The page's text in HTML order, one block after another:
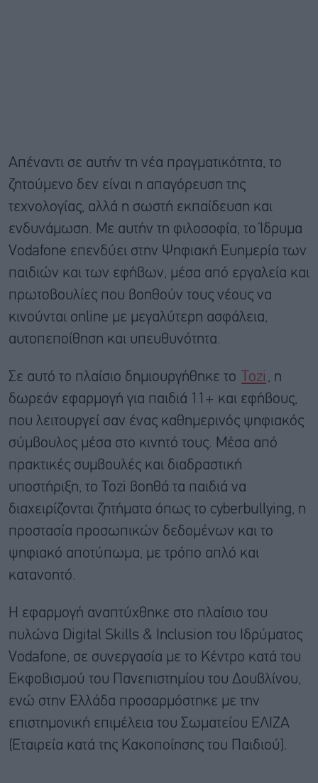
Απέναντι σε αυτήν τη νέα πραγματικότητα, το
ζητούμενο δεν είναι η απαγόρευση της
τεχνολογίας, αλλά η σωστή εκπαίδευση και
ενδυνάμωση. Με αυτήν τη φιλοσοφία, το Ίδρυμα
Vodafone επενδύει στην Ψηφιακή Ευημερία των
παιδιών και των εφήβων, μέσα από εργαλεία και
πρωτοβουλίες που βοηθούν τους νέους να
κινούνται online με μεγαλύτερη ασφάλεια,
αυτοπεποίθηση και υπευθυνότητα.
Σε αυτό το πλαίσιο δημιουργήθηκε το Tozi , η
δωρεάν εφαρμογή για παιδιά 11+ και εφήβους,
που λειτουργεί σαν ένας καθημερινός ψηφιακός
σύμβουλος μέσα στο κινητό τους. Μέσα από
πρακτικές συμβουλές και διαδραστική
υποστήριξη, το Tozi βοηθά τα παιδιά να
διαχειρίζονται ζητήματα όπως το cyberbullying, η
προστασία προσωπικών δεδομένων και το
ψηφιακό αποτύπωμα, με τρόπο απλό και
κατανοητό.
Η εφαρμογή αναπτύχθηκε στο πλαίσιο του
πυλώνα Digital Skills & Inclusion του Ιδρύματος
Vodafone, σε συνεργασία με το Κέντρο κατά του
Εκφοβισμού του Πανεπιστημίου του Δουβλίνου,
ενώ στην Ελλάδα προσαρμόστηκε με την
επιστημονική επιμέλεια του Σωματείου ΕΛΙΖΑ
(Εταιρεία κατά της Κακοποίησης του Παιδιού).